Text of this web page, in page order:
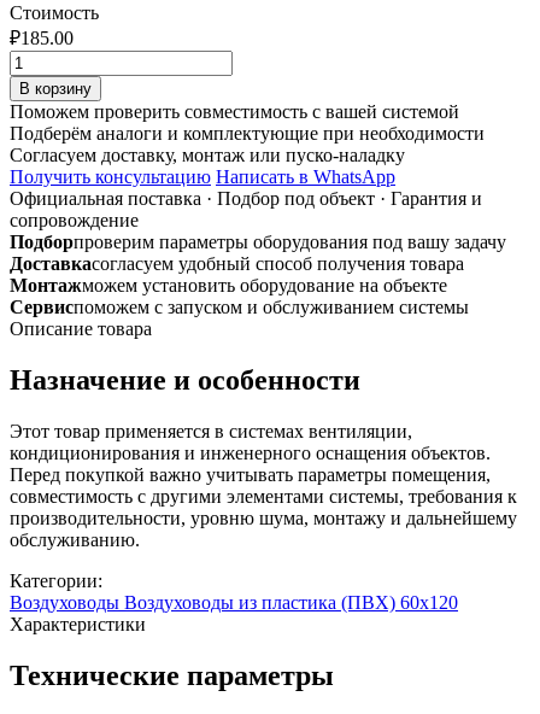
Стоимость
₽185.00
Количество
товара
7271
60х120
колено
горизонтальное
пластиковое
В корзину
Поможем проверить совместимость с вашей системой
Подберём аналоги и комплектующие при необходимости
Согласуем доставку, монтаж или пуско-наладку
Получить консультацию Написать в WhatsApp
Официальная поставка · Подбор под объект · Гарантия и
сопровождение
Подборпроверим параметры оборудования под вашу задачу
Доставкасогласуем удобный способ получения товара
Монтажможем установить оборудование на объекте
Сервиспоможем с запуском и обслуживанием системы
Описание товара
Назначение и особенности
Этот товар применяется в системах вентиляции,
кондиционирования и инженерного оснащения объектов.
Перед покупкой важно учитывать параметры помещения,
совместимость с другими элементами системы, требования к
производительности, уровню шума, монтажу и дальнейшему
обслуживанию.
Категории:
Воздуховоды Воздуховоды из пластика (ПВХ) 60х120
Характеристики
Технические параметры